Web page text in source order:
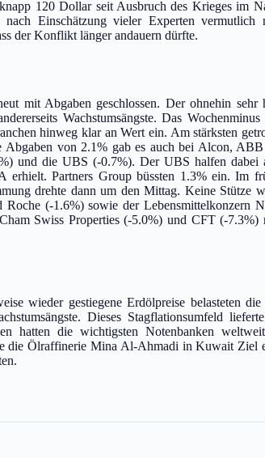
120 Dollar seit Ausbruch des Krieges im
Einschätzung vieler Experten vermutlich
der Konflikt länger andauern dürfte.
mit Abgaben geschlossen. Der ohnehin sehr
Wachstumsängste. Das
hinweg klar an Wert ein. Am stärksten
von 2.1% gab es auch bei Alcon,
und die UBS (-0.7%). Der UBS halfen dabei
erhielt. Partners Group büssten 1.3% ein. Im
drehte dann um den Mittag. Keine Stütze
(-1.6%) sowie der Lebensmittelkonzern
Swiss Properties (-5.0%) und CFT (-7.3%)
wieder gestiegene Erdölpreise belasteten
Dieses Stagflationsumfeld
hatten die wichtigsten Notenbanken
die Ölraffinerie Mina Al-Ahmadi in Kuwait Ziel